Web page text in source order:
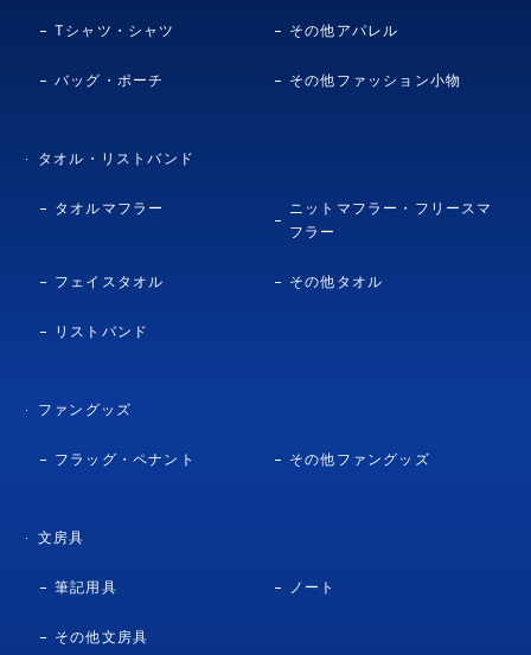
Tシャツ・シャツ その他アパレル
バッグ・ポーチ その他ファッション小物
タオル・リストバンド
タオルマフラー
ニットマフラー・フリースマ
フラー
フェイスタオル その他タオル
リストバンド
ファングッズ
フラッグ・ペナント その他ファングッズ
文房具
筆記用具 ノート
その他文房具